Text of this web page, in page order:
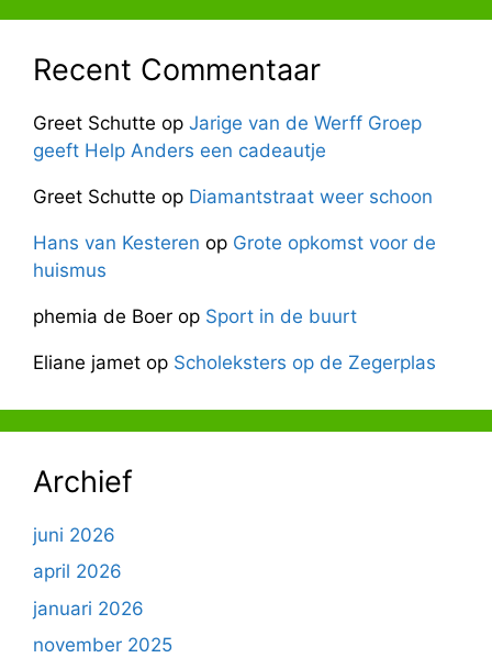
Recent Commentaar
Greet Schutte op Jarige van de Werff Groep
geeft Help Anders een cadeautje
Greet Schutte op Diamantstraat weer schoon
Hans van Kesteren op Grote opkomst voor de
huismus
phemia de Boer op Sport in de buurt
Eliane jamet op Scholeksters op de Zegerplas
Archief
juni 2026
april 2026
januari 2026
november 2025